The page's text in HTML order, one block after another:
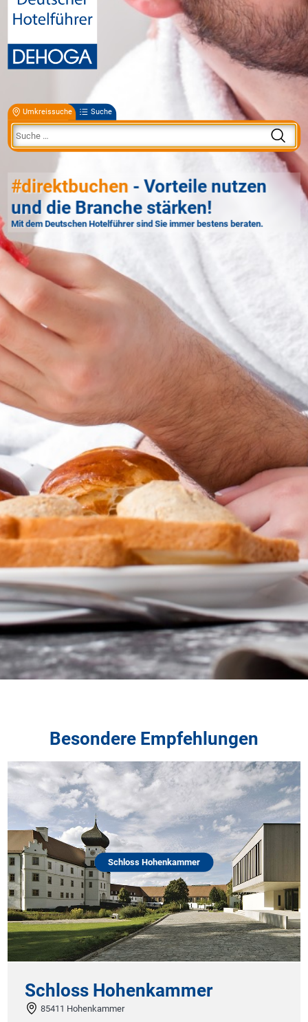
Umkreissuche Suche
#direktbuchen - Vorteile nutzen
und die Branche stärken!
Mit dem Deutschen Hotelführer sind Sie immer bestens beraten.
Besondere Empfehlungen
Schloss Hohenkammer
Schloss Hohenkammer
85411 Hohenkammer